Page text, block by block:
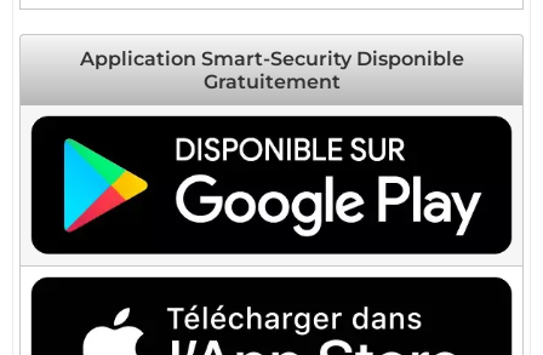
Application Smart-Security Disponible
Gratuitement